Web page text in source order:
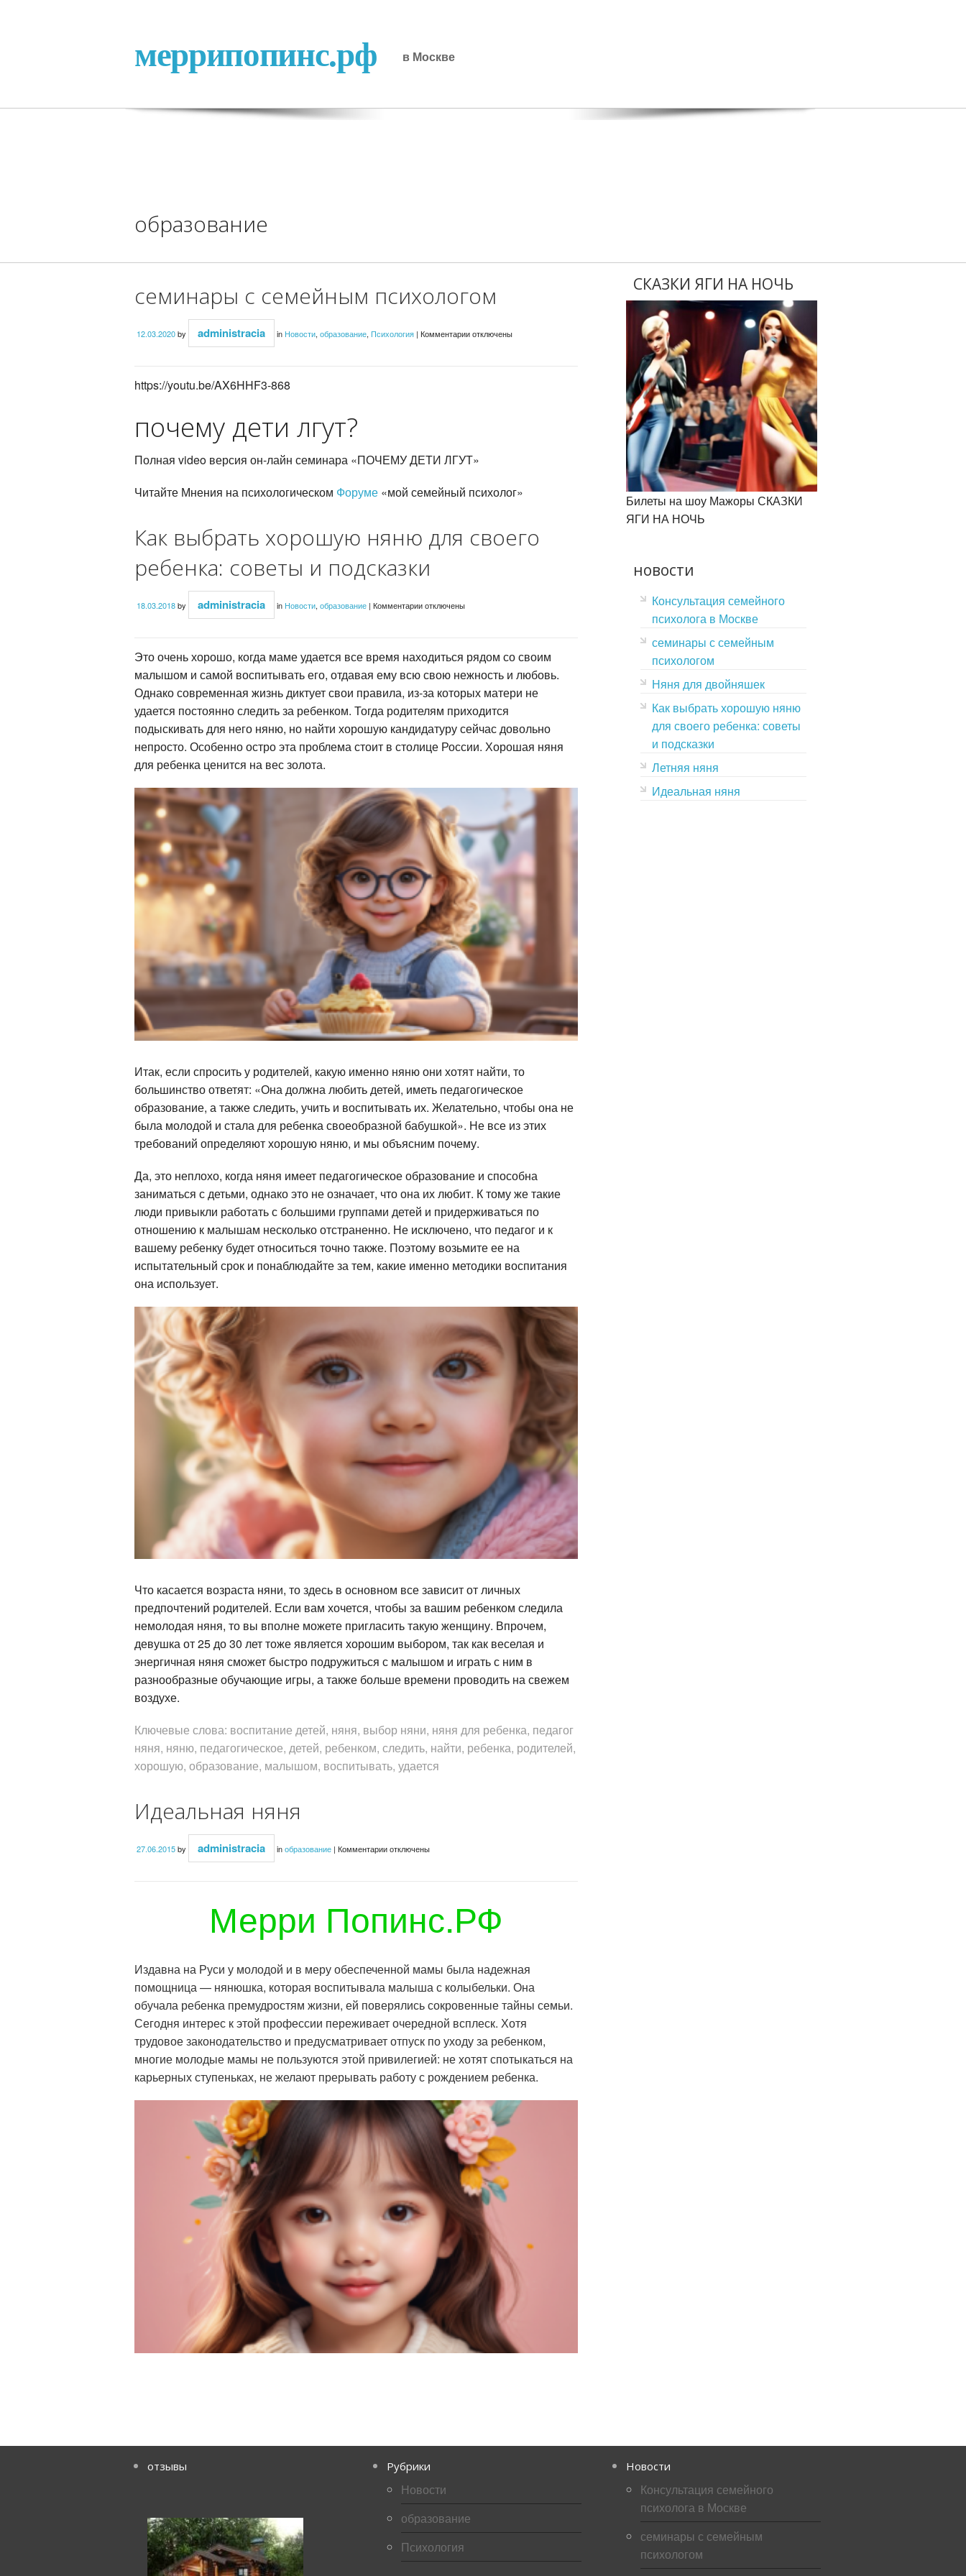
меррипопинс.рф в Москве
образование
семинары с семейным психологом
12.03.2020by administracia in Новости, образование, Психология | Комментариизаписи
отключены
https://youtu.be/AX6HHF3-868
почему дети лгут?
Полная video версия он-лайн семинара «ПОЧЕМУ ДЕТИ ЛГУТ»
Читайте Мнения на психологическом Форуме «мой семейный психолог»
Как выбрать хорошую няню для своего
ребенка: советы и подсказки
18.03.2018by administracia in Новости, образование | Комментариизаписи
няню
для
своего
советы
и
отключены
Это очень хорошо, когда маме удается все время находиться рядом со своим
малышом и самой воспитывать его, отдавая ему всю свою нежность и любовь.
Однако современная жизнь диктует свои правила, из-за которых матери не
удается постоянно следить за ребенком. Тогда родителям приходится
подыскивать для него няню, но найти хорошую кандидатуру сейчас довольно
непросто. Особенно остро эта проблема стоит в столице России. Хорошая няня
для ребенка ценится на вес золота.
Итак, если спросить у родителей, какую именно няню они хотят найти, то
большинство ответят: «Она должна любить детей, иметь педагогическое
образование, а также следить, учить и воспитывать их. Желательно, чтобы она не
была молодой и стала для ребенка своеобразной бабушкой». Не все из этих
требований определяют хорошую няню, и мы объясним почему.
Да, это неплохо, когда няня имеет педагогическое образование и способна
заниматься с детьми, однако это не означает, что она их любит. К тому же такие
люди привыкли работать с большими группами детей и придерживаться по
отношению к малышам несколько отстраненно. Не исключено, что педагог и к
вашему ребенку будет относиться точно также. Поэтому возьмите ее на
испытательный срок и понаблюдайте за тем, какие именно методики воспитания
она использует.
Что касается возраста няни, то здесь в основном все зависит от личных
предпочтений родителей. Если вам хочется, чтобы за вашим ребенком следила
немолодая няня, то вы вполне можете пригласить такую женщину. Впрочем,
девушка от 25 до 30 лет тоже является хорошим выбором, так как веселая и
энергичная няня сможет быстро подружиться с малышом и играть с ним в
разнообразные обучающие игры, а также больше времени проводить на свежем
воздухе.
Ключевые слова: воспитание детей, няня, выбор няни, няня для ребенка, педагог
няня, няню, педагогическое, детей, ребенком, следить, найти, ребенка, родителей,
хорошую, образование, малышом, воспитывать, удается
Идеальная няня
27.06.2015by administracia inобразование | Комментариизаписи
отключены
Мерри Попинс.РФ
Издавна на Руси у молодой и в меру обеспеченной мамы была надежная
помощница — нянюшка, которая воспитывала малыша с колыбельки. Она
обучала ребенка премудростям жизни, ей поверялись сокровенные тайны семьи.
Сегодня интерес к этой профессии переживает очередной всплеск. Хотя
трудовое законодательство и предусматривает отпуск по уходу за ребенком,
многие молодые мамы не пользуются этой привилегией: не хотят спотыкаться на
карьерных ступеньках, не желают прерывать работу с рождением ребенка.
СКАЗКИ ЯГИ НА НОЧЬ
Билеты на шоу Мажоры СКАЗКИ
ЯГИ НА НОЧЬ
новости
Консультация семейного
психолога в Москве
семинары с семейным
психологом
Няня для двойняшек
Как выбрать хорошую няню
для своего ребенка: советы
и подсказки
Летняя няня
Идеальная няня
отзывы Рубрики
Новости
образование
Психология
Новости
Консультация семейного
психолога в Москве
семинары с семейным
психологом